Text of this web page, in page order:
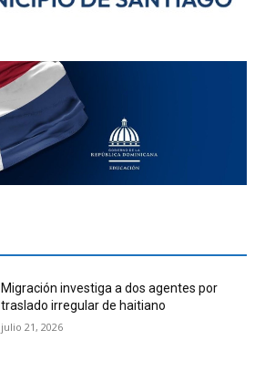
Migración investiga a dos agentes por
traslado irregular de haitiano
julio 21, 2026